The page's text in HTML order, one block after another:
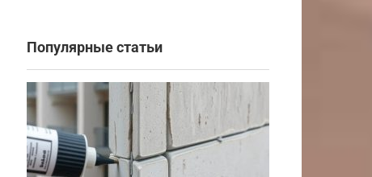
Популярные статьи